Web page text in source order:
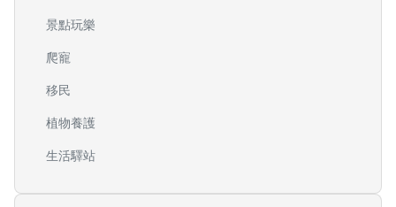
景點玩樂
爬寵
移民
植物養護
生活驛站